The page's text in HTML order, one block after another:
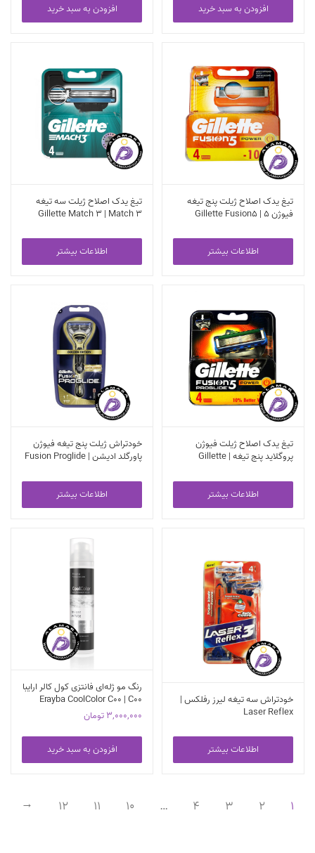
افزودن به سبد خرید افزودن به سبد خرید
تیغ یدک اصلاح ژیلت پنج تیغه
فیوژن 5 | Gillette Fusion5
اطلاعات بیشتر
تیغ یدک اصلاح ژیلت سه تیغه
Gillette Match 3 | Match 3
اطلاعات بیشتر
تیغ یدک اصلاح ژیلت فیوژن
پروگلاید پنج تیغه | Gillette
اطلاعات بیشتر
خودتراش ژیلت پنج تیغه فیوژن
پاورگلد ادیشن | Fusion Proglide
اطلاعات بیشتر
خودتراش سه تیغه لیرز رفلکس |
Laser Reflex
اطلاعات بیشتر
رنگ مو ژله‌ای فانتزی کول کالر ارایبا
Erayba CoolColor C00 | C00
3,000,000تومان
افزودن به سبد خرید
1
2
3
4
…
10
11
12
←